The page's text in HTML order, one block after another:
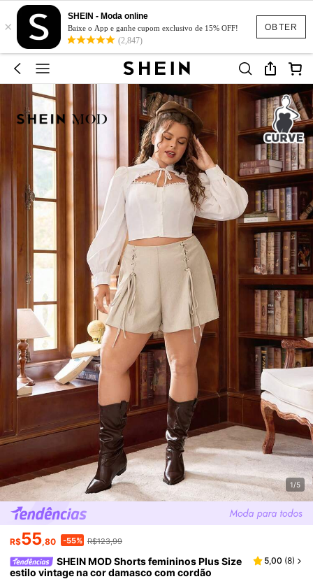
OBTER
×
SHEIN - Moda online
Baixe o App e ganhe cupom exclusivo de 15% OFF!
(2,847)
1/5
R$55,80 -55% R$123,99
SHEIN MOD Shorts femininos Plus Size
estilo vintage na cor damasco com cordão
5,00 (8)